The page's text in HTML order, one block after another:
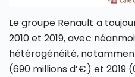
Le groupe Renault a
2010 et 2019, avec
hétérogénéité,
(690 millions d’€) et 2019